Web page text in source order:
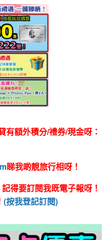
有額外積分/禮券/現金呀：
睇我啲靚旅行相呀！
得要訂閱我既電子報呀！
(按我登記訂閱)